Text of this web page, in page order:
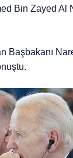
Bin Zayed Al
Başbakanı